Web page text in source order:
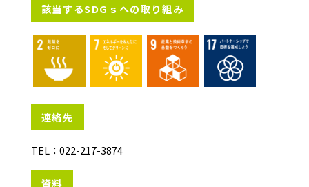
該当するSDGｓへの取り組み
連絡先
TEL：022-217-3874
資料